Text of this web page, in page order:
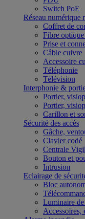
Switch PoE
Réseau numérique
Coffret de
Fibre
Prise et
Câble cuivre
Accessoire
Téléphonie
Télévision
Interphonie &
Portier,
Portier,
Carillon et
Sécurité des accès
Gâche,
Clavier codé
Centrale
Bouton et
Intrusion
Eclairage de
Bloc
Luminaire de
Accessoires,